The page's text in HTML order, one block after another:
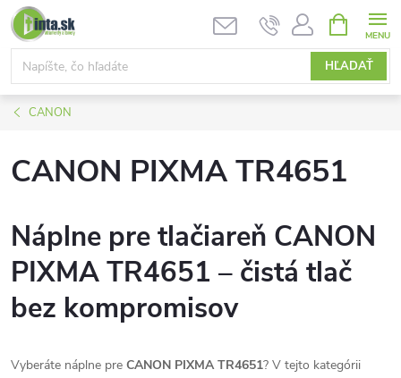
Prejsť
na
obsah
HĽADAŤ
KOŠÍK
CANON
CANON PIXMA TR4651
Náplne pre tlačiareň CANON
PIXMA TR4651 – čistá tlač
bez kompromisov
Vyberáte náplne pre CANON PIXMA TR4651? V tejto kategórii